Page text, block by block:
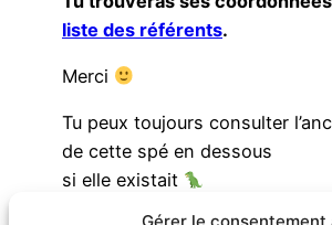
liste des référents.
Merci
Tu peux toujours consulter
de cette spé en dessous
si elle existait